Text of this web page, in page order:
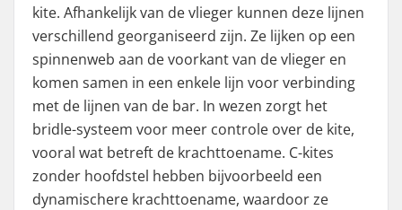
kite. Afhankelijk van de vlieger kunnen deze lijnen
verschillend georganiseerd zijn. Ze lijken op een
spinnenweb aan de voorkant van de vlieger en
komen samen in een enkele lijn voor verbinding
met de lijnen van de bar. In wezen zorgt het
bridle-systeem voor meer controle over de kite,
vooral wat betreft de krachttoename. C-kites
zonder hoofdstel hebben bijvoorbeeld een
dynamischere krachttoename, waardoor ze